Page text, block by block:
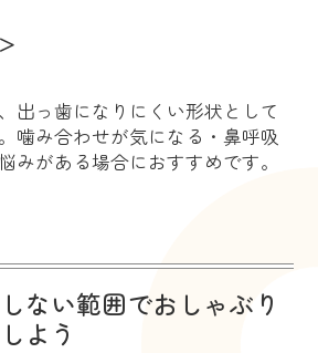
出っ歯になりにくい形状として
噛み合わせが気になる・鼻呼吸
みがある場合におすすめです。
ない範囲でおしゃぶり
よう